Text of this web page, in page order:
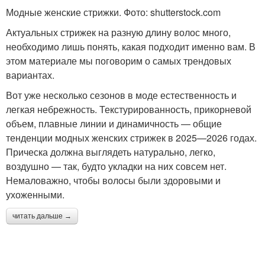
Модные женские стрижки. Фото: shutterstock.com
Актуальных стрижек на разную длину волос много,
необходимо лишь понять, какая подходит именно вам. В
этом материале мы поговорим о самых трендовых
вариантах.
Вот уже несколько сезонов в моде естественность и
легкая небрежность. Текстурированность, прикорневой
объем, плавные линии и динамичность — общие
тенденции модных женских стрижек в 2025—2026 годах.
Прическа должна выглядеть натурально, легко,
воздушно — так, будто укладки на них совсем нет.
Немаловажно, чтобы волосы были здоровыми и
ухоженными.
читать дальше →